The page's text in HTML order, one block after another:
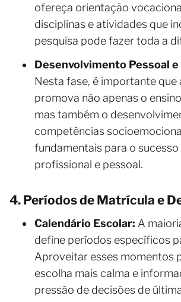
ofereça orientação
disciplinas e atividades que
pesquisa pode fazer toda a
Desenvolvimento Pessoal
Nesta fase, é importante que
promova não apenas o
mas também o
competências
fundamentais para o sucesso
profissional e pessoal.
4. Períodos de Matrícula e
Calendário Escolar: A
define períodos específicos
Aproveitar esses momentos
escolha mais calma e
pressão de decisões de